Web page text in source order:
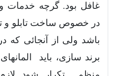
غافل بود. گرچه خدمات
در خصوص ساخت تابلو و
باشد ولی از آنجائی که
برند سازی، باید